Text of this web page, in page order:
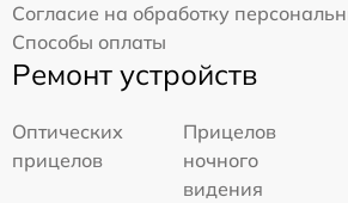
Согласие на обработку
Способы оплаты
Ремонт устройств
Оптических
прицелов
Прицелов
ночного
видения